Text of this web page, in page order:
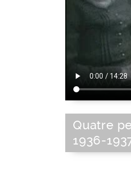
Quatre
1936-